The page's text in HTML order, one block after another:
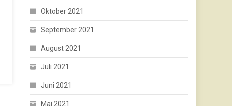
Oktober 2021
September 2021
August 2021
Juli 2021
Juni 2021
Mai 2021